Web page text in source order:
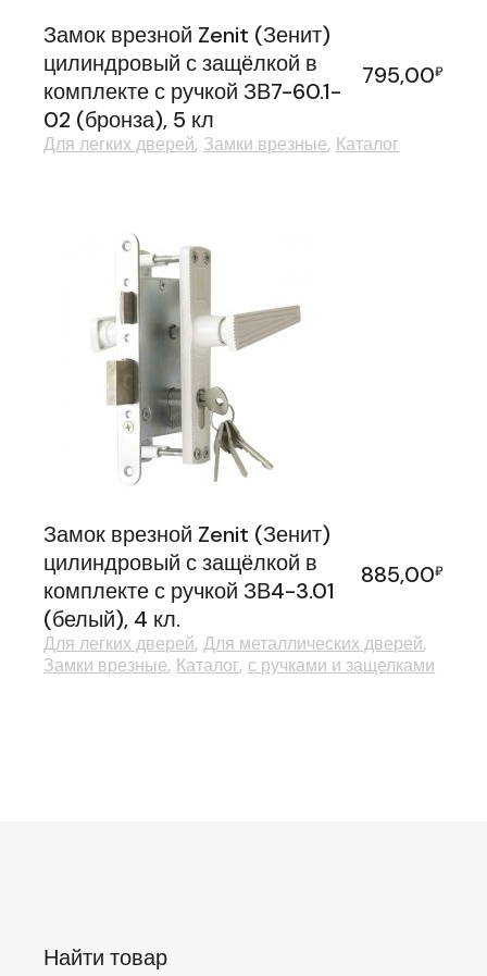
Замок врезной Zenit (Зенит)
цилиндровый с защёлкой в
комплекте с ручкой ЗВ7-60.1-
02 (бронза), 5 кл
795,00₽
Для легких дверей Замки врезные Каталог
Замок врезной Zenit (Зенит)
цилиндровый с защёлкой в
комплекте с ручкой ЗВ4-3.01
(белый), 4 кл.
885,00₽
Для легких дверей Для металлических дверей
Замки врезные Каталог с ручками и защелками
Найти товар